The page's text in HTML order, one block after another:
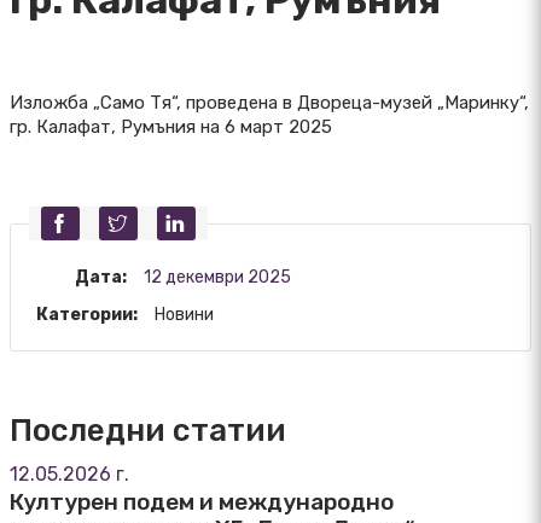
Изложба „Само Тя“, проведена в Двореца-музей „Маринку“,
гр. Калафат, Румъния на 6 март 2025
Дата:
12 декември 2025
Категории:
Новини
Последни статии
12.05.2026 г.
Културен подем и международно